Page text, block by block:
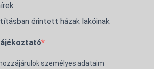
érintett házak lakóinak
személyes adataim